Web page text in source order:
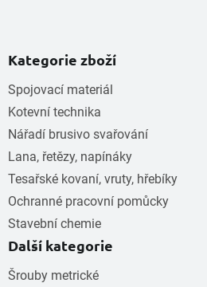
Kategorie zboží
Spojovací materiál
Kotevní technika
Nářadí brusivo svařování
Lana, řetězy, napínáky
Tesařské kovaní, vruty, hřebíky
Ochranné pracovní pomůcky
Stavební chemie
Další kategorie
Šrouby metrické